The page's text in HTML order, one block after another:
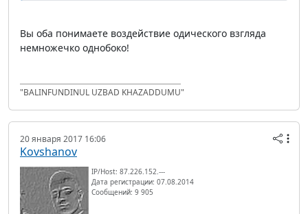
Вы оба понимаете воздействие одического взгляда
немножечко однобоко!
"BALINFUNDINUL UZBAD KHAZADDUMU"
20 января 2017 16:06
Kovshanov
IP/Host: 87.226.152.---
Дата регистрации: 07.08.2014
Сообщений: 9 905